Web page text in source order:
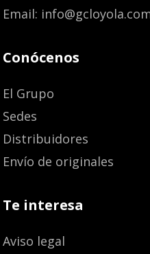
Email:
Conócenos
El Grupo
Sedes
Distribuidores
Envío de originales
Te interesa
Aviso legal